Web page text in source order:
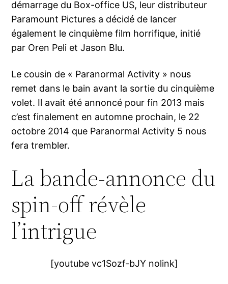
démarrage du Box-office US, leur distributeur
Paramount Pictures a décidé de lancer
également le cinquième film horrifique, initié
par Oren Peli et Jason Blu.
Le cousin de « Paranormal Activity » nous
remet dans le bain avant la sortie du cinquième
volet. Il avait été annoncé pour fin 2013 mais
c’est finalement en automne prochain, le 22
octobre 2014 que Paranormal Activity 5 nous
fera trembler.
La bande-annonce du
spin-off révèle
l’intrigue
[youtube vc1Sozf-bJY nolink]